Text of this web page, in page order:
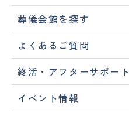
葬儀会館を探す
よくあるご質問
終活・アフターサポート
イベント情報